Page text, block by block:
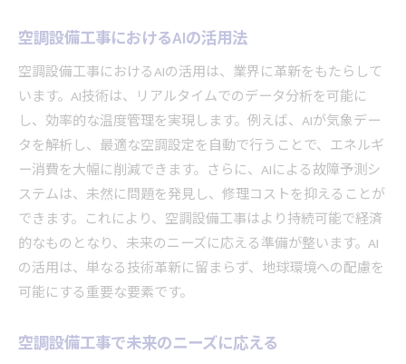
空調設備工事におけるAIの活用法
空調設備工事におけるAIの活用は、業界に革新をもたらして
います。AI技術は、リアルタイムでのデータ分析を可能に
し、効率的な温度管理を実現します。例えば、AIが気象デー
タを解析し、最適な空調設定を自動で行うことで、エネルギ
ー消費を大幅に削減できます。さらに、AIによる故障予測シ
ステムは、未然に問題を発見し、修理コストを抑えることが
できます。これにより、空調設備工事はより持続可能で経済
的なものとなり、未来のニーズに応える準備が整います。AI
の活用は、単なる技術革新に留まらず、地球環境への配慮を
可能にする重要な要素です。
空調設備工事で未来のニーズに応える